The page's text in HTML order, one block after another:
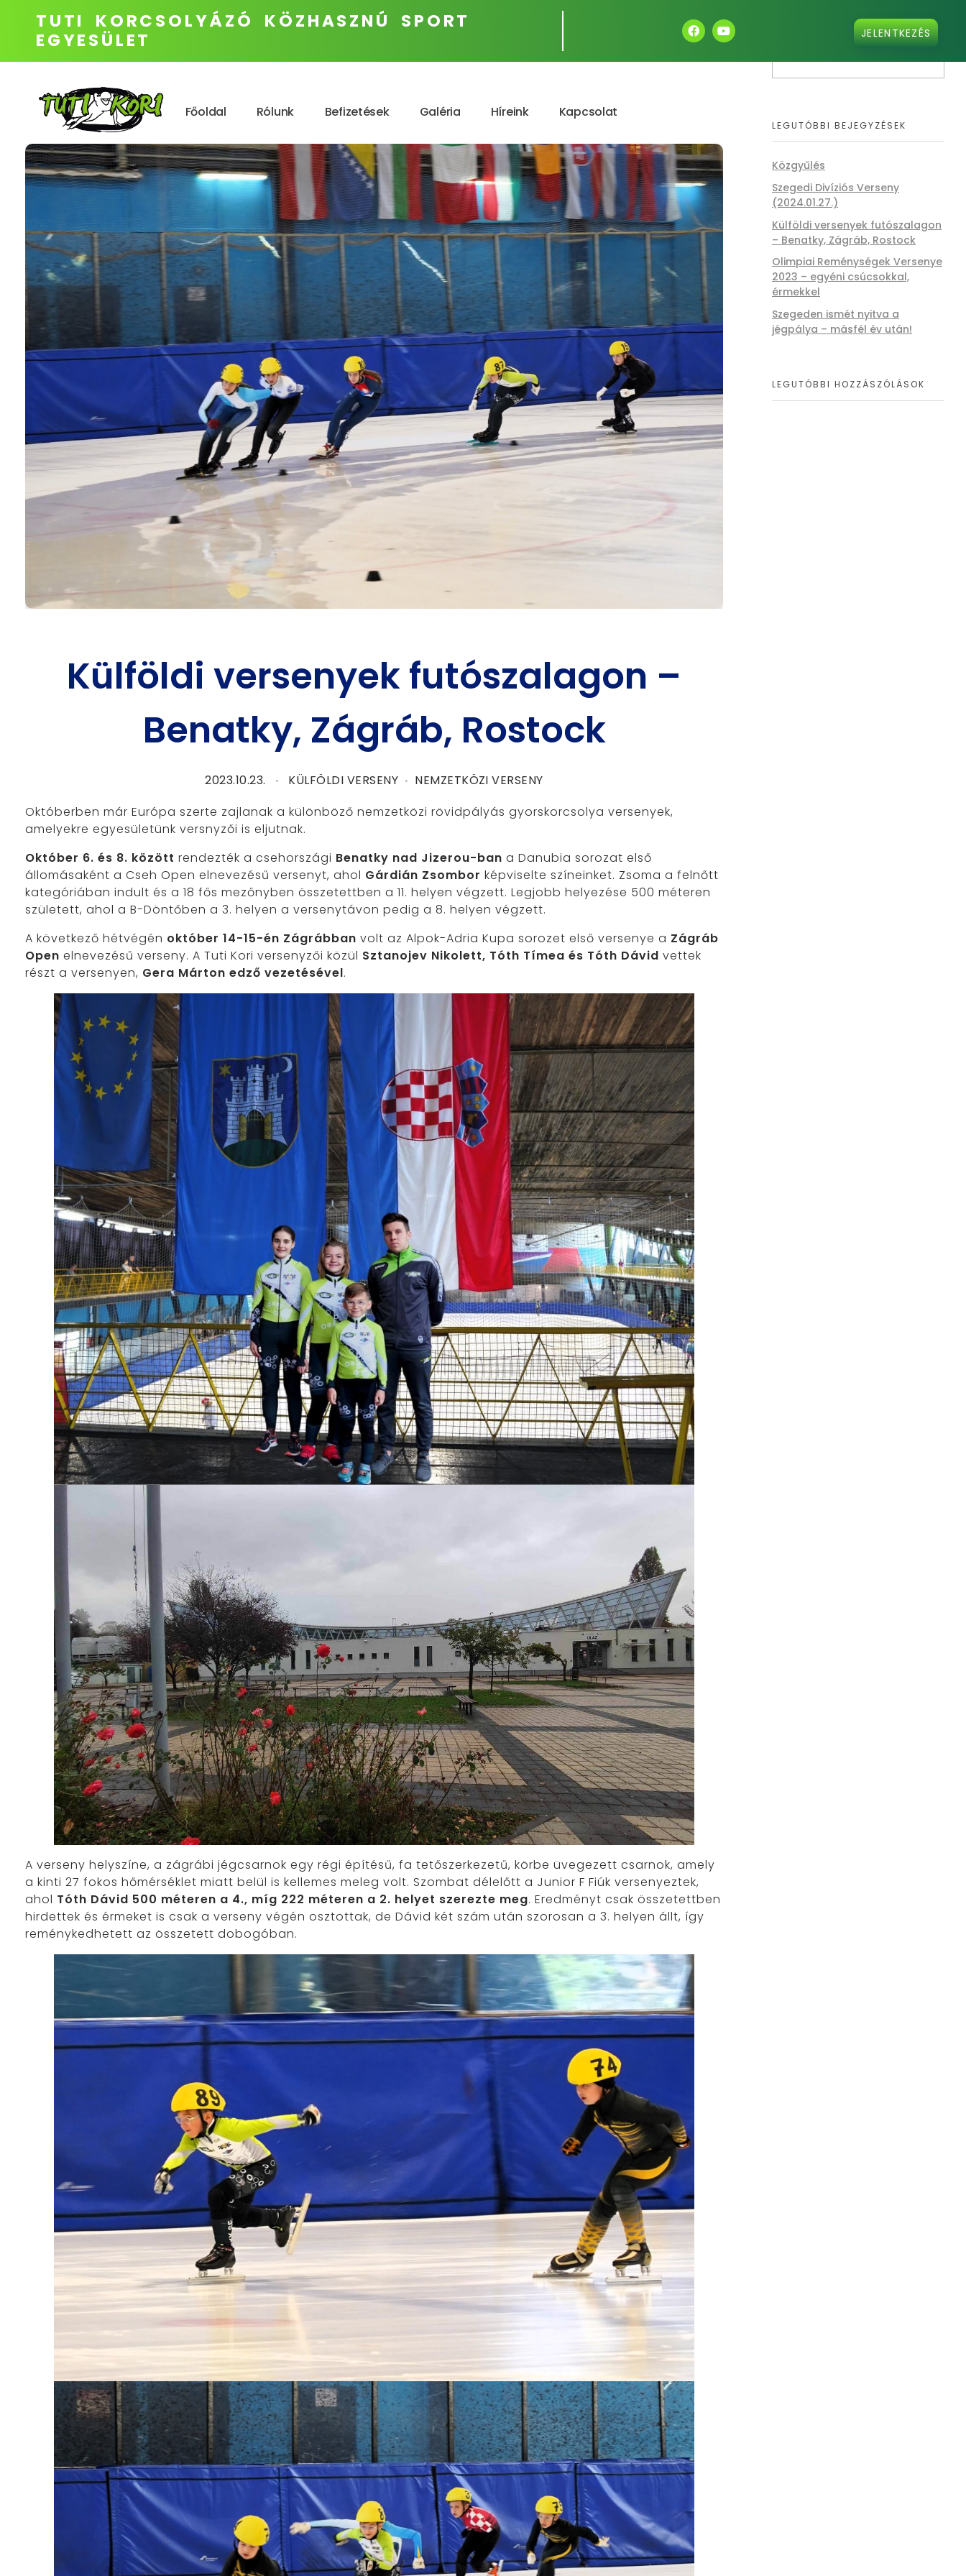
TUTI KORCSOLYÁZÓ KÖZHASZNÚ SPORT
EGYESÜLET
JELENTKEZÉS
TUTI KORI - versenyzés penge élen
Rövidpályás gyorskorcsolya
Főoldal Rólunk Befizetések Galéria Híreink Kapcsolat
Külföldi versenyek futószalagon –
Benatky, Zágráb, Rostock
2023.10.23. KÜLFÖLDI VERSENY
NEMZETKÖZI VERSENY
Októberben már Európa szerte zajlanak a különböző nemzetközi rövidpályás gyorskorcsolya versenyek,
amelyekre egyesületünk versnyzői is eljutnak.
Október 6. és 8. között rendezték a csehországi Benatky nad Jizerou-ban a Danubia sorozat első
állomásaként a Cseh Open elnevezésű versenyt, ahol Gárdián Zsombor képviselte színeinket. Zsoma a felnőtt
kategóriában indult és a 18 fős mezőnyben összetettben a 11. helyen végzett. Legjobb helyezése 500 méteren
született, ahol a B-Döntőben a 3. helyen a versenytávon pedig a 8. helyen végzett.
A következő hétvégén október 14-15-én Zágrábban volt az Alpok-Adria Kupa sorozet első versenye a Zágráb
Open elnevezésű verseny. A Tuti Kori versenyzői közül Sztanojev Nikolett, Tóth Tímea és Tóth Dávid vettek
részt a versenyen, Gera Márton edző vezetésével.
A verseny helyszíne, a zágrábi jégcsarnok egy régi építésű, fa tetőszerkezetű, körbe üvegezett csarnok, amely
a kinti 27 fokos hőmérséklet miatt belül is kellemes meleg volt. Szombat délelőtt a Junior F Fiúk versenyeztek,
ahol Tóth Dávid 500 méteren a 4., míg 222 méteren a 2. helyet szerezte meg. Eredményt csak összetettben
hirdettek és érmeket is csak a verseny végén osztottak, de Dávid két szám után szorosan a 3. helyen állt, így
reménykedhetett az összetett dobogóban.
LEGUTÓBBI BEJEGYZÉSEK
Közgyűlés
Szegedi Divíziós Verseny
(2024.01.27.)
Külföldi versenyek futószalagon
– Benatky, Zágráb, Rostock
Olimpiai Reménységek Versenye
2023 – egyéni csúcsokkal,
érmekkel
Szegeden ismét nyitva a
jégpálya – másfél év után!
LEGUTÓBBI HOZZÁSZÓLÁSOK